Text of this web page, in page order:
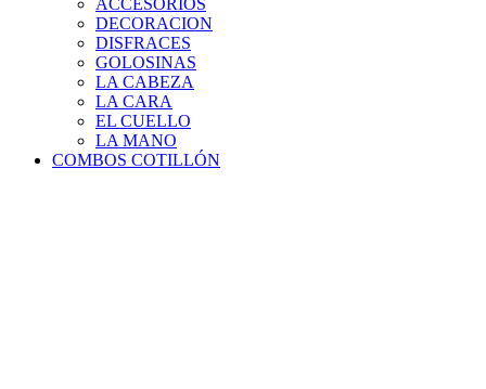
DECORACION
DISFRACES
GOLOSINAS
LA CABEZA
LA CARA
EL CUELLO
LA MANO
COMBOS COTILLÓN